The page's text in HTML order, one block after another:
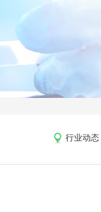
行业动态